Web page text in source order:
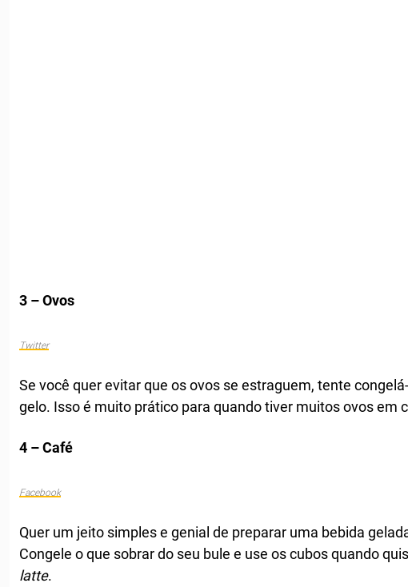
3 – Ovos
Twitter
Se você quer evitar que os ovos se estraguem, tente
gelo. Isso é muito prático para quando tiver muitos ovos em
4 – Café
Facebook
Quer um jeito simples e genial de preparar uma bebida
Congele o que sobrar do seu bule e use os cubos quando
latte.